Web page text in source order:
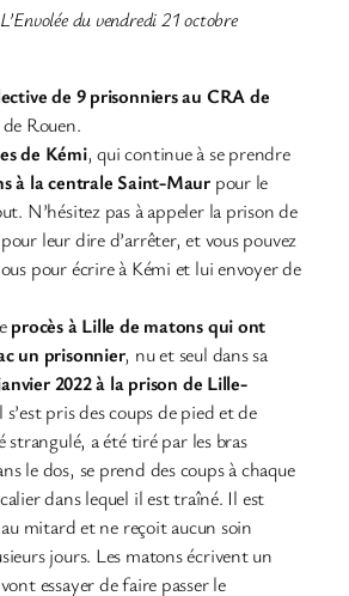
du vendredi 21 octobre
de 9 prisonniers au CRA de
Rouen.
de Kémi, qui continue à se prendre
à la centrale Saint-Maur pour le
N’hésitez pas à appeler la prison de
leur dire d’arrêter, et vous pouvez
pour écrire à Kémi et lui envoyer de
procès à Lille de matons qui ont
un prisonnier, nu et seul dans sa
2022 à la prison de Lille-
s’est pris des coups de pied et de
strangulé, a été tiré par les bras
le dos, se prend des coups à chaque
dans lequel il est traîné. Il est
mitard et ne reçoit aucun soin
jours. Les matons écrivent un
essayer de faire passer le